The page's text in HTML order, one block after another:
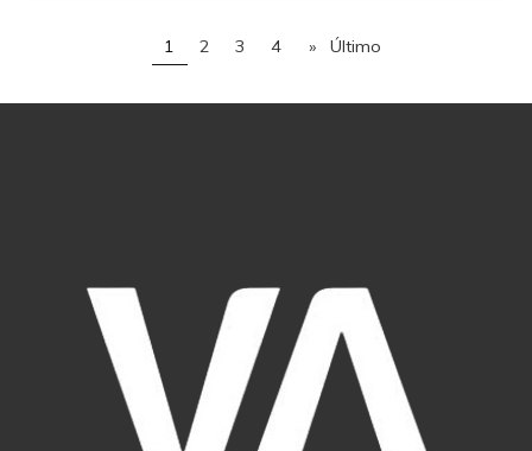
1 2 3 4 » Último